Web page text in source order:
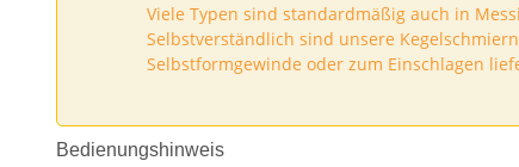
Viele Typen sind standardmäßig auch in
Selbstverständlich sind unsere
Selbstformgewinde oder zum Einschlagen
Bedienungshinweis